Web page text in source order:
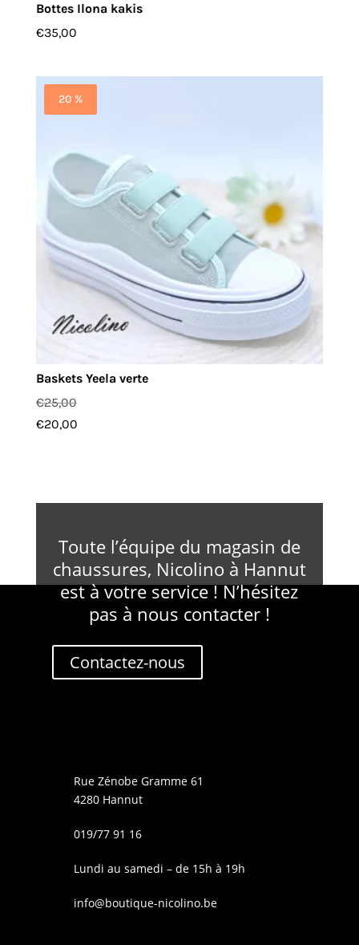
Bottes Ilona kakis
€35,00
20 %
Baskets Yeela verte
€25,00
€20,00
Toute l’équipe du magasin de
chaussures, Nicolino à Hannut
est à votre service ! N’hésitez
pas à nous contacter !
Contactez-nous
Rue Zénobe Gramme 61
4280 Hannut
019/77 91 16
Lundi au samedi – de 15h à 19h
info@boutique-nicolino.be